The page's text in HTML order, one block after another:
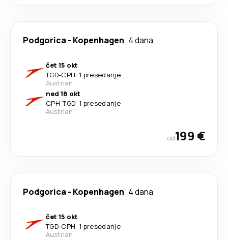
Podgorica- Kopenhagen 4 dana
čet 15 okt
TGD-CPH· 1 presedanje
Austrian
ned 18 okt
CPH-TGD· 1 presedanje
Austrian
od199 €
Podgorica- Kopenhagen 4 dana
čet 15 okt
TGD-CPH· 1 presedanje
Austrian